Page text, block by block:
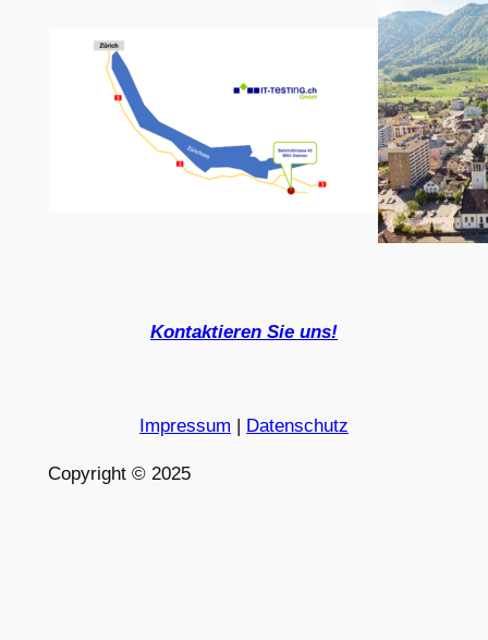
Kontaktieren Sie uns!
Impressum Datenschutz
Copyright © 2025